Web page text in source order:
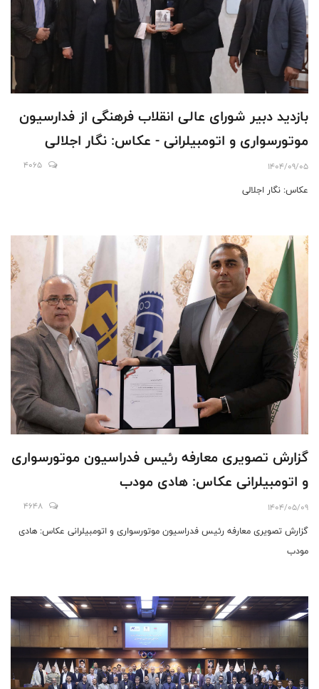
بازدید دبیر شورای عالی انقلاب فرهنگی از فدارسیون‌
موتورسواری و اتومبیلرانی - عکاس: نگار اجلالی
1404/09/05
4065
عکاس: نگار اجلالی
گزارش تصویری معارفه رئیس فدراسیون موتورسواری
و اتومبیلرانی عکاس: هادی مودب
1404/05/09
4648
گزارش تصویری معارفه رئیس فدراسیون موتورسواری و اتومبیلرانی عکاس: هادی
مودب